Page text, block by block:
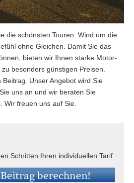
die schönsten Touren. Wind um die
ohne Gleichen. Damit Sie das
bieten wir Ihnen starke Motor­
besonders günstigen Preisen.
Unser Angebot wird Sie
uns an und wir beraten Sie
Wir freuen uns auf Sie.
Schritten Ihren individuellen Tarif
berechnen!